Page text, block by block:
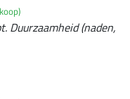
Duurzaamheid (naden,